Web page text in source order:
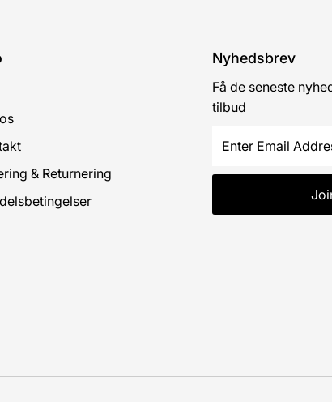
& Returnering
Nyhedsbrev
Få de seneste
tilbud
Email
Address